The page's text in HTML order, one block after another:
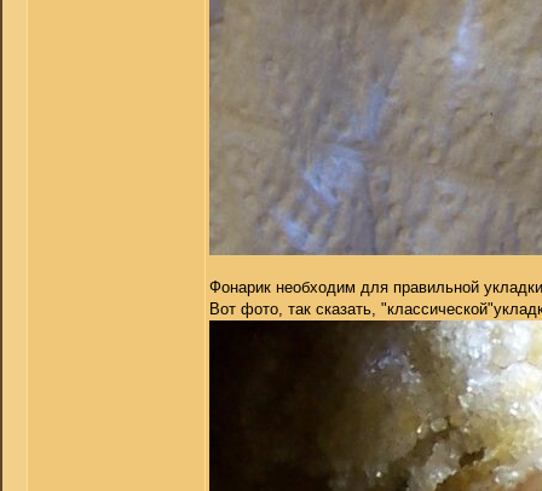
Фонарик необходим для правильной
Вот фото, так сказать,